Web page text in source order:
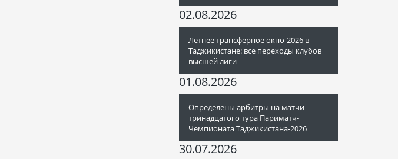
02.08.2026
Летнее трансферное окно-2026 в
Таджикистане: все переходы клубов
высшей лиги
01.08.2026
Определены арбитры на матчи
тринадцатого тура Париматч-
Чемпионата Таджикистана-2026
30.07.2026